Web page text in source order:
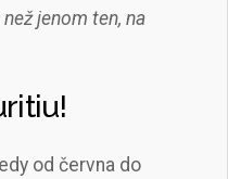
jenom ten, na
od června do